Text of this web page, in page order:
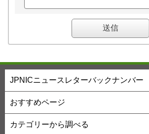
JPNICニュースレターバックナンバー
おすすめページ
カテゴリーから調べる